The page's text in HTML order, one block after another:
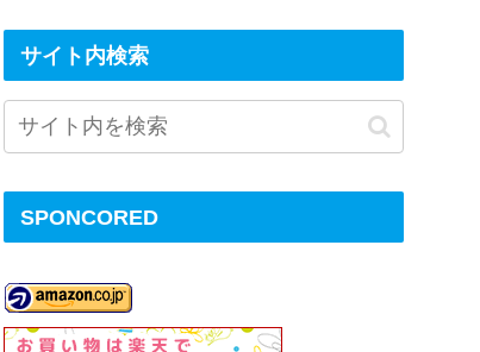
サイト内検索
SPONCORED